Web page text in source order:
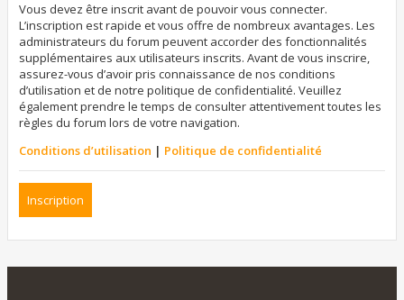
Vous devez être inscrit avant de pouvoir vous connecter.
L’inscription est rapide et vous offre de nombreux avantages. Les
administrateurs du forum peuvent accorder des fonctionnalités
supplémentaires aux utilisateurs inscrits. Avant de vous inscrire,
assurez-vous d’avoir pris connaissance de nos conditions
d’utilisation et de notre politique de confidentialité. Veuillez
également prendre le temps de consulter attentivement toutes les
règles du forum lors de votre navigation.
Conditions d’utilisation | Politique de confidentialité
Inscription